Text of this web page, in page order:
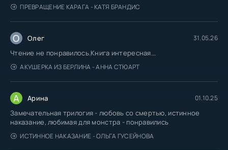
ПРЕВРАЩЕНИЕ КАРАГА - КАТЯ БРАНДИС
О Олег 31.05.26
Чтение не понравилось.Книга интересная...
АКУШЕРКА ИЗ БЕРЛИНА - АННА СТЮАРТ
А Арина 01.10.25
Замечательная трилогия - любовь со смертью, истинное
наказание, любимая для монстра - понравились
ИСТИННОЕ НАКАЗАНИЕ - ОЛЬГА ГУСЕЙНОВА